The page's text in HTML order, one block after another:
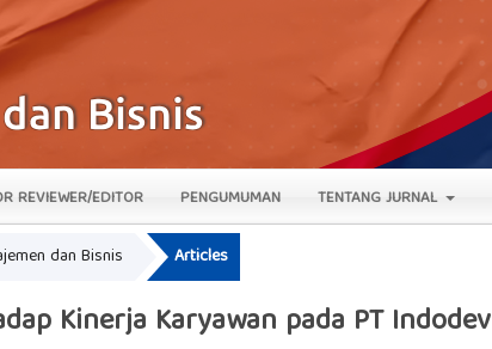
REVIEWER/EDITOR PENGUMUMAN TENTANG JURNAL
dan Bisnis Articles
Kinerja Karyawan pada PT